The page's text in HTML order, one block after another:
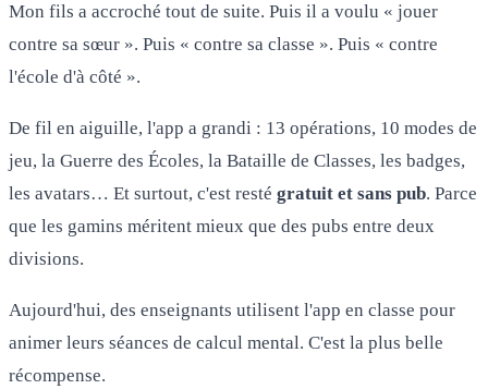
Mon fils a accroché tout de suite. Puis il a voulu « jouer
contre sa sœur ». Puis « contre sa classe ». Puis « contre
l'école d'à côté ».
De fil en aiguille, l'app a grandi : 13 opérations, 10 modes de
jeu, la Guerre des Écoles, la Bataille de Classes, les badges,
les avatars… Et surtout, c'est resté gratuit et sans pub. Parce
que les gamins méritent mieux que des pubs entre deux
divisions.
Aujourd'hui, des enseignants utilisent l'app en classe pour
animer leurs séances de calcul mental. C'est la plus belle
récompense.